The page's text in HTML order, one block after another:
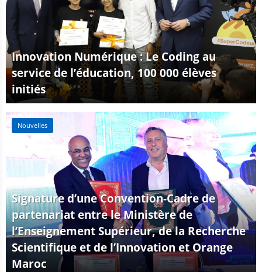
Innovation Numérique : Le Coding au
service de l’éducation, 100 000 élèves
initiés
Nouvelles
Signature d’une Convention-Cadre de
partenariat entre le Ministère de
l’Enseignement Supérieur, de la Recherche
Scientifique et de l’Innovation et Orange
Maroc
17 mai 2023